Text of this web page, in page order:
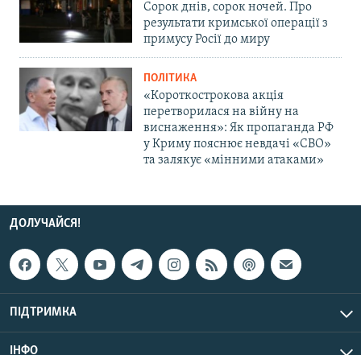
Сорок днів, сорок ночей. Про
результати кримської операції з
примусу Росії до миру
ПОЛІТИКА
«Короткострокова акція
перетворилася на війну на
виснаження»: Як пропаганда РФ
у Криму пояснює невдачі «СВО»
та залякує «мінними атаками»
ДОЛУЧАЙСЯ!
ПІДТРИМКА
ІНФО